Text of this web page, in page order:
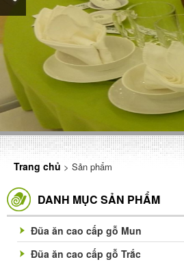
Trang chủ > Sản phẩm
DANH MỤC SẢN PHẨM
Đũa ăn cao cấp gỗ Mun
Đũa ăn cao cấp gỗ Trắc